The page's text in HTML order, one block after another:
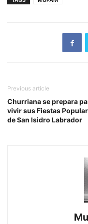
Previous article
Churriana se prepara
vivir sus Fiestas
de San Isidro Labrador